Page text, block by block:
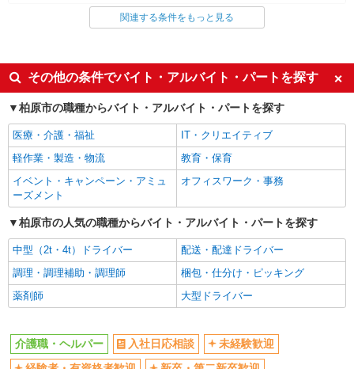
同じ雇用形態から柏原(大阪)駅の求人を探す
同じ特徴から柏原(大阪)駅の求人を探す
入社日応相談
未経験歓迎
経験者・有資格者歓迎
新卒・第二新卒歓迎
女性活躍中
主婦・主夫歓迎
フリーター歓迎
学歴不問
ブランクOK
エルダー（50代～）活躍中
シニア（60代～）活躍中
高収入・高額
ボーナス・賞与あり
昇給あり
完全週休2日制
フルタイム歓迎
禁煙・分煙
駅直結・駅チカ
車通勤OK
残業少なめ（月20h未満）
交通費支給
関連する条件をもっと見る
その他の条件でバイト・アルバイト・パートを探す
柏原市の職種からバイト・アルバイト・パートを探す
医療・介護・福祉
IT・クリエイティブ
軽作業・製造・物流
教育・保育
イベント・キャンペーン・アミュ
ーズメント
オフィスワーク・事務
柏原市の人気の職種からバイト・アルバイト・パートを探す
中型（2t・4t）ドライバー
配送・配達ドライバー
調理・調理補助・調理師
梱包・仕分け・ピッキング
薬剤師
大型ドライバー
介護職・ヘルパー 入社日応相談
未経験歓迎